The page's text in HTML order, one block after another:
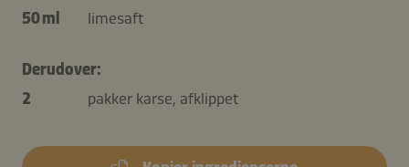
50 ml
limesaft
Derudover:
2
pakker karse, afklippet